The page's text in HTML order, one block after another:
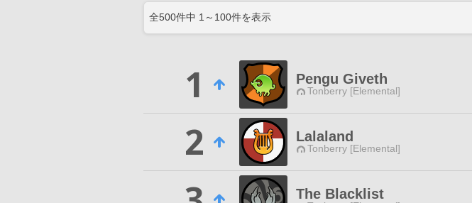
全500件中 1 ～ 100件を表示
1 Pengu Giveth
Tonberry [Elemental]
2
Lalaland
Tonberry [Elemental]
The Blacklist